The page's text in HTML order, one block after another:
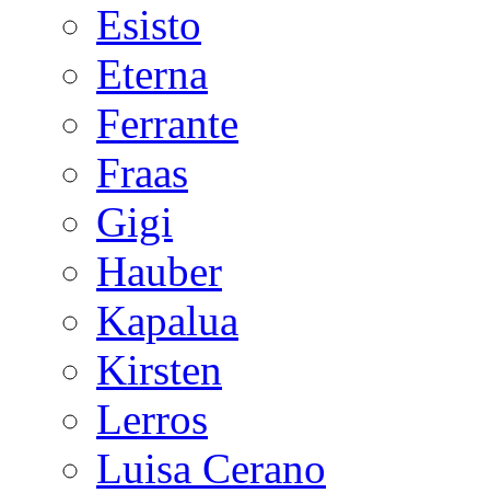
Esisto
Eterna
Ferrante
Fraas
Gigi
Hauber
Kapalua
Kirsten
Lerros
Luisa Cerano